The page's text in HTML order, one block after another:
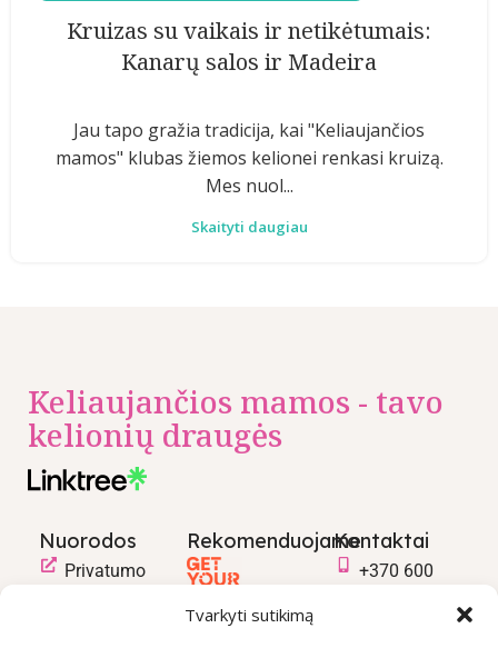
Tvarkyti sutikimą
Kruizas su vaikais ir netikėtumais:
Kanarų salos ir Madeira
Jau tapo gražia tradicija, kai "Keliaujančios
mamos" klubas žiemos kelionei renkasi kruizą.
Mes nuol...
Skaityti daugiau
Keliaujančios mamos - tavo
kelionių draugės
Nuorodos
Privatumo
RekomenduojameKontaktai
+370 600